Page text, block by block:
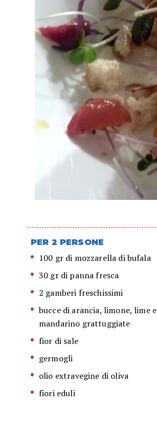
PER 2 PERSONE
100 gr di mozzarella di bufala
30 gr di panna fresca
2 gamberi freschissimi
bucce di arancia, limone, lime e
mandarino grattuggiate
fior di sale
germogli
olio extravegine di oliva
fiori eduli